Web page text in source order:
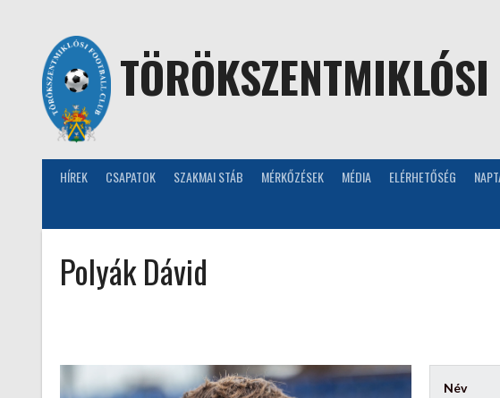
HÍREK CSAPATOK SZAKMAI STÁB MÉRKŐZÉSEK MÉDIA ELÉRHETŐSÉG
Polyák Dávid
Név